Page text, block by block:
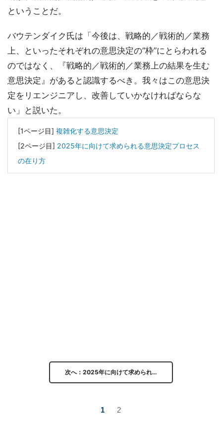
ということだ。
バウテンダイク氏は「今後は、戦略的／戦術的／業務
上、といったそれぞれの意思決定の”枠”にとらわれる
のではなく、『戦略的／戦術的／業務上の結果を生む
意思決定』があると認識するべき。我々はこの意思決
定をリエンジニアし、改善していかなければならな
い」と説いた。
[1ページ目] 複雑化する意思決定
[2ページ目] 2025年に向けて求められる意思決定プロセス
の在り方
次へ：2025年に向けて求められ…
1 2